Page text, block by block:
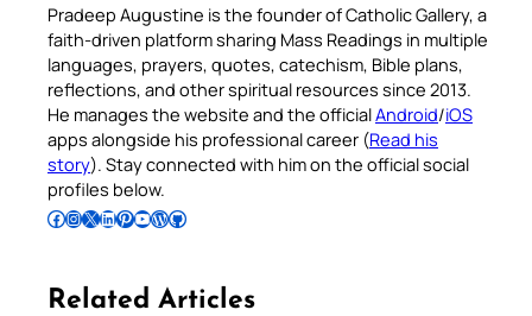
Pradeep Augustine is the founder of Catholic Gallery, a
faith-driven platform sharing Mass Readings in multiple
languages, prayers, quotes, catechism, Bible plans,
reflections, and other spiritual resources since 2013.
He manages the website and the officialAndroid/iOS
apps alongside his professional career (Read his
story). Stay connected with him on the official social
profiles below.
Follow Pradeep on Facebook Follow Pradeep on InstagramFollow Pradeep on X Follow Pradeep on LinkedIn Follow Pradeep on Pinterest Subscribe to Pradeep’s Youtube Channel Follow Pradeep on WordPress Follow Pradeep on GitHub
Related Articles